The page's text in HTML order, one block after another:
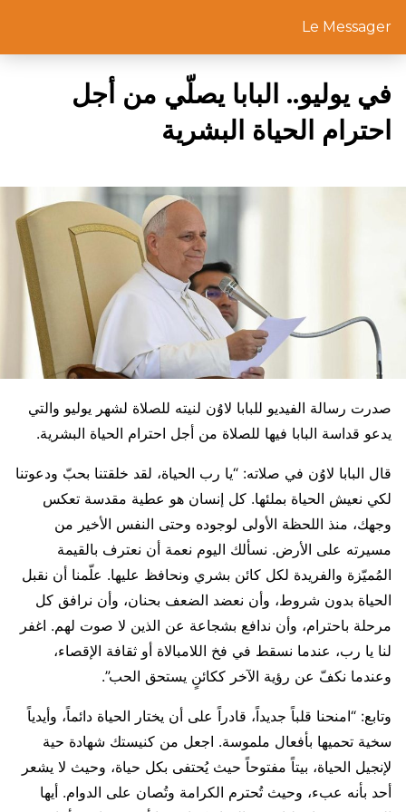
Le Messager
في يوليو.. البابا يصلّي من أجل
احترام الحياة البشرية
صدرت رسالة الفيديو للبابا لاوُن لنيته للصلاة لشهر يوليو والتي
يدعو قداسة البابا فيها للصلاة من أجل احترام الحياة البشرية.
قال البابا لاوُن في صلاته: “يا رب الحياة، لقد خلقتنا بحبّ ودعوتنا
لكي نعيش الحياة بملئها. كل إنسان هو عطية مقدسة تعكس
وجهك، منذ اللحظة الأولى لوجوده وحتى النفس الأخير من
مسيرته على الأرض. نسألك اليوم نعمة أن نعترف بالقيمة
المُميّزة والفريدة لكل كائن بشري ونحافظ عليها. علّمنا أن نقبل
الحياة بدون شروط، وأن نعضد الضعف بحنان، وأن نرافق كل
مرحلة باحترام، وأن ندافع بشجاعة عن الذين لا صوت لهم. اغفر
لنا يا رب، عندما نسقط في فخ اللامبالاة أو ثقافة الإقصاء،
وعندما نكفّ عن رؤية الآخر ككائنٍ يستحق الحب”.
وتابع: “امنحنا قلباً جديداً، قادراً على أن يختار الحياة دائماً، وأيدياً
سخية تحميها بأفعال ملموسة. اجعل من كنيستك شهادة حية
لإنجيل الحياة، بيتاً مفتوحاً حيث يُحتفى بكل حياة، وحيث لا يشعر
أحد بأنه عبء، وحيث تُحترم الكرامة وتُصان على الدوام. أيها